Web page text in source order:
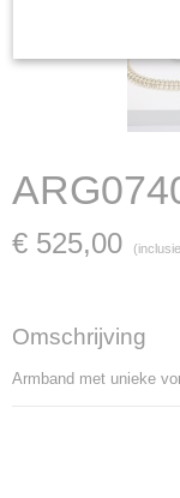
€ 525,00
Omschrijving
Armband met unieke